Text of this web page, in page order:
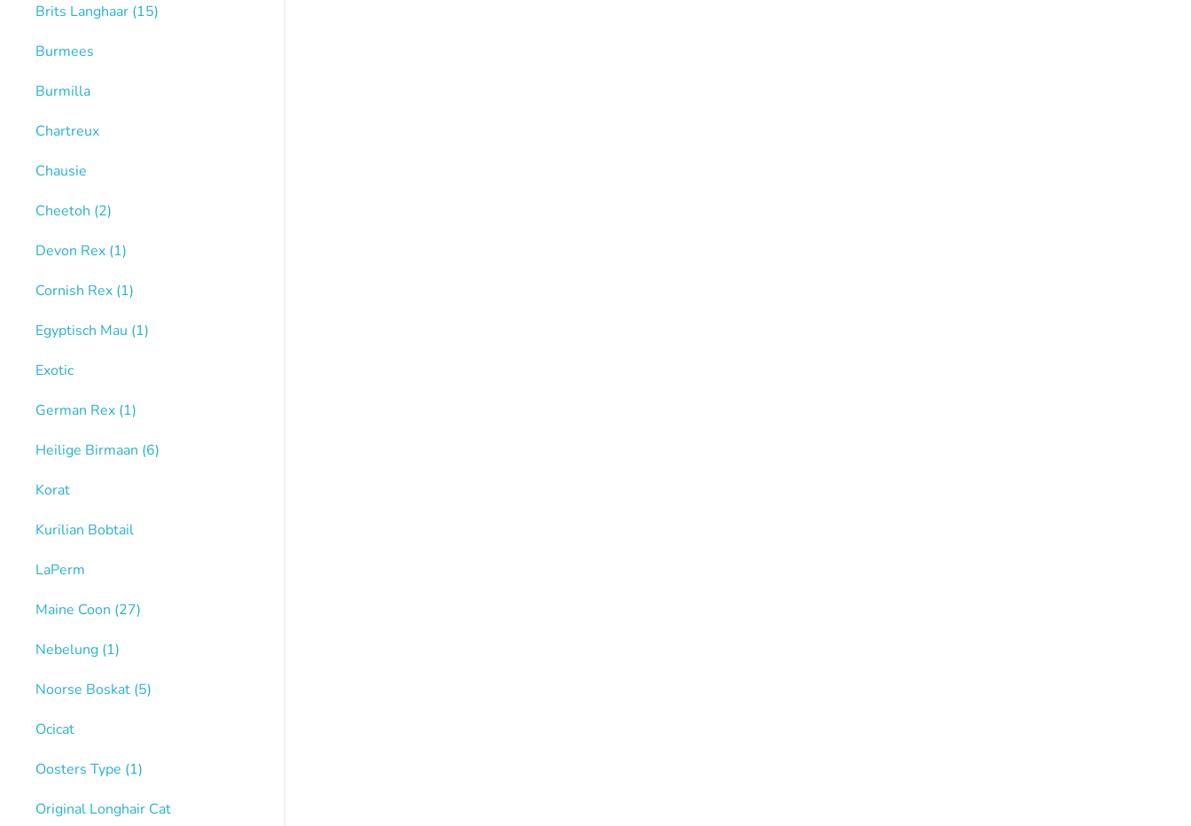
Brits Langhaar (15)
Burmees
Burmilla
Chartreux
Chausie
Cheetoh (2)
Devon Rex (1)
Cornish Rex (1)
Egyptisch Mau (1)
Exotic
German Rex (1)
Heilige Birmaan (6)
Korat
Kurilian Bobtail
LaPerm
Maine Coon (27)
Nebelung (1)
Noorse Boskat (5)
Ocicat
Oosters Type (1)
Original Longhair Cat